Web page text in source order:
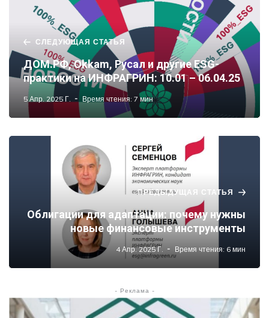
СЛЕДУЮЩАЯ СТАТЬЯ
ДОМ.PФ, Okkam, Русал и другие ESG-
практики на ИНФРАГРИН: 10.01 – 06.04.25
5 Апр. 2025 Г. Время чтения: 7 мин
ПРЕДЫДУЩАЯ СТАТЬЯ
Облигации для адаптации: почему нужны
новые финансовые инструменты
4 Апр. 2025 Г. Время чтения: 6 мин
- Реклама -